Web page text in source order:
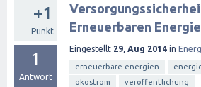
+1
Punkt
1
Antwort
Erneuerbaren
Eingestellt 29, Aug 2014 in
erneuerbare energien
ökostrom
veröffentlichung